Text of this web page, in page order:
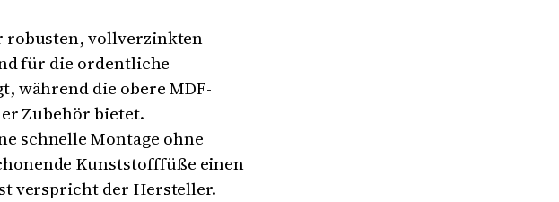
robusten, vollverzinkten
für die ordentliche
während die obere MDF-
Zubehör bietet.
schnelle Montage ohne
Kunststofffüße einen
verspricht der Hersteller.